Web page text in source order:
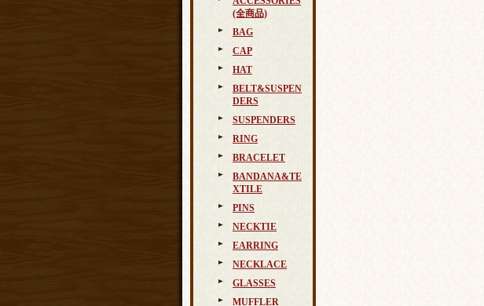
(全商品)
BAG
CAP
HAT
BELT&SUSPEN
DERS
SUSPENDERS
RING
BRACELET
BANDANA&TE
XTILE
PINS
NECKTIE
EARRING
NECKLACE
GLASSES
MUFFLER